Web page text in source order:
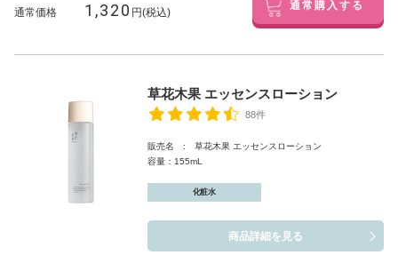
通常価格 1,320 円(税込) 通常購入する
草花木果 エッセンスローション
88件
販売名 : 草花木果 エッセンスローション
容量：155mL
化粧水
商品詳細を見る